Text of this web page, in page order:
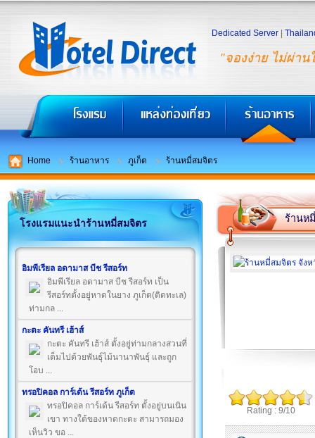
"จองง่าย ไม่ผ่าน
Dedicated Server
Home ร้านอาหาร ภูเก็ต ร้านหมี่สมจิตร
โรงแรมแนะนำร้านหมี่สมจิตร
อิมพีเรียล อดามาส บีช รีสอร์ท
อิมพีเรียล อดามาส บีช รีสอร์ท เป็น
รีสอร์ทตั้งอยู่หาดในยาง ภูเก็ต(ติดทะเล)
ท่ามกล ...
กะตะ คันทรี เฮ้าส์
กะตะ คันทรี เฮ้าส์ ตั้งอยู่ท่ามกลางสวนที่
เต็มไปด้วยพันธุ์ไม้นานาพันธุ์ และถูก
โอบ ...
ทรอปิคอล การ์เด้น รีสอร์ท ภูเก็ต
ทรอปิคอล การ์เด้น รีสอร์ท ตั้งอยู่บนเนิน
เขา ทางใต้ของหาดกะตะ สามารถมอง
เห็นวิว ขอ ...
ร้านห
Rating : 9/10